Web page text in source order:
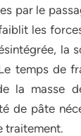
par le
les
la
temps de
la masse
de pâte
traitement.